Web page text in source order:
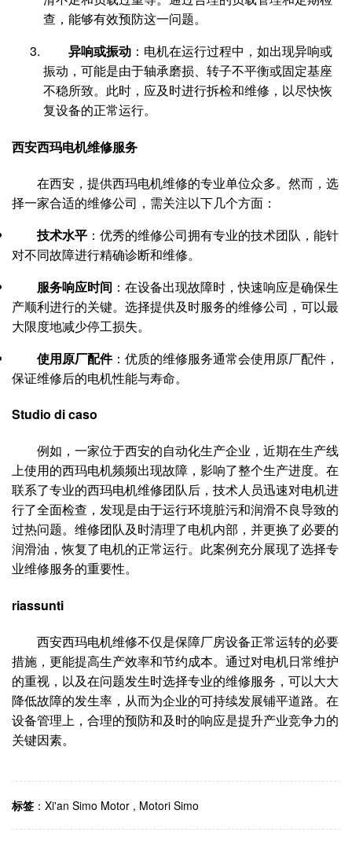
查，能够有效预防这一问题。
异响或振动 ：电机在运行过程中，如出现异响或
振动，可能是由于轴承磨损、转子不平衡或固定基座
不稳所致。此时，应及时进行拆检和维修，以尽快恢
复设备的正常运行。
西安西玛电机维修服务
在西安，提供西玛电机维修的专业单位众多。然而，选
择一家合适的维修公司，需关注以下几个方面：
技术水平 ：优秀的维修公司拥有专业的技术团队，能针
对不同故障进行精确诊断和维修。
服务响应时间 ：在设备出现故障时，快速响应是确保生
产顺利进行的关键。选择提供及时服务的维修公司，可以最
大限度地减少停工损失。
使用原厂配件：优质的维修服务通常会使用原厂配件，
保证维修后的电机性能与寿命。
Studio di caso
例如，一家位于西安的自动化生产企业，近期在生产线
上使用的西玛电机频频出现故障，影响了整个生产进度。在
联系了专业的西玛电机维修团队后，技术人员迅速对电机进
行了全面检查，发现是由于运行环境脏污和润滑不良导致的
过热问题。维修团队及时清理了电机内部，并更换了必要的
润滑油，恢复了电机的正常运行。此案例充分展现了选择专
业维修服务的重要性。
riassunti
西安西玛电机维修不仅是保障厂房设备正常运转的必要
措施，更能提高生产效率和节约成本。通过对电机日常维护
的重视，以及在问题发生时选择专业的维修服务，可以大大
降低故障的发生率，从而为企业的可持续发展铺平道路。在
设备管理上，合理的预防和及时的响应是提升产业竞争力的
关键因素。
标签 ： Xi'an Simo Motor , Motori Simo